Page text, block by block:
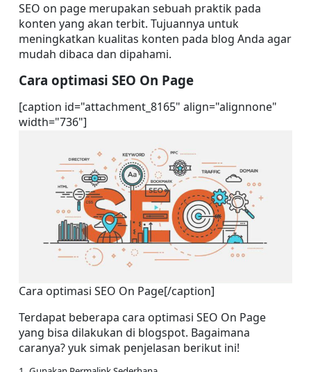
SEO on page merupakan sebuah praktik pada
konten yang akan terbit. Tujuannya untuk
meningkatkan kualitas konten pada blog Anda agar
mudah dibaca dan dipahami.
Cara optimasi SEO On Page
[caption id="attachment_8165" align="alignnone"
width="736"]
Cara optimasi SEO On Page[/caption]
Terdapat beberapa cara optimasi SEO On Page
yang bisa dilakukan di blogspot. Bagaimana
caranya? yuk simak penjelasan berikut ini!